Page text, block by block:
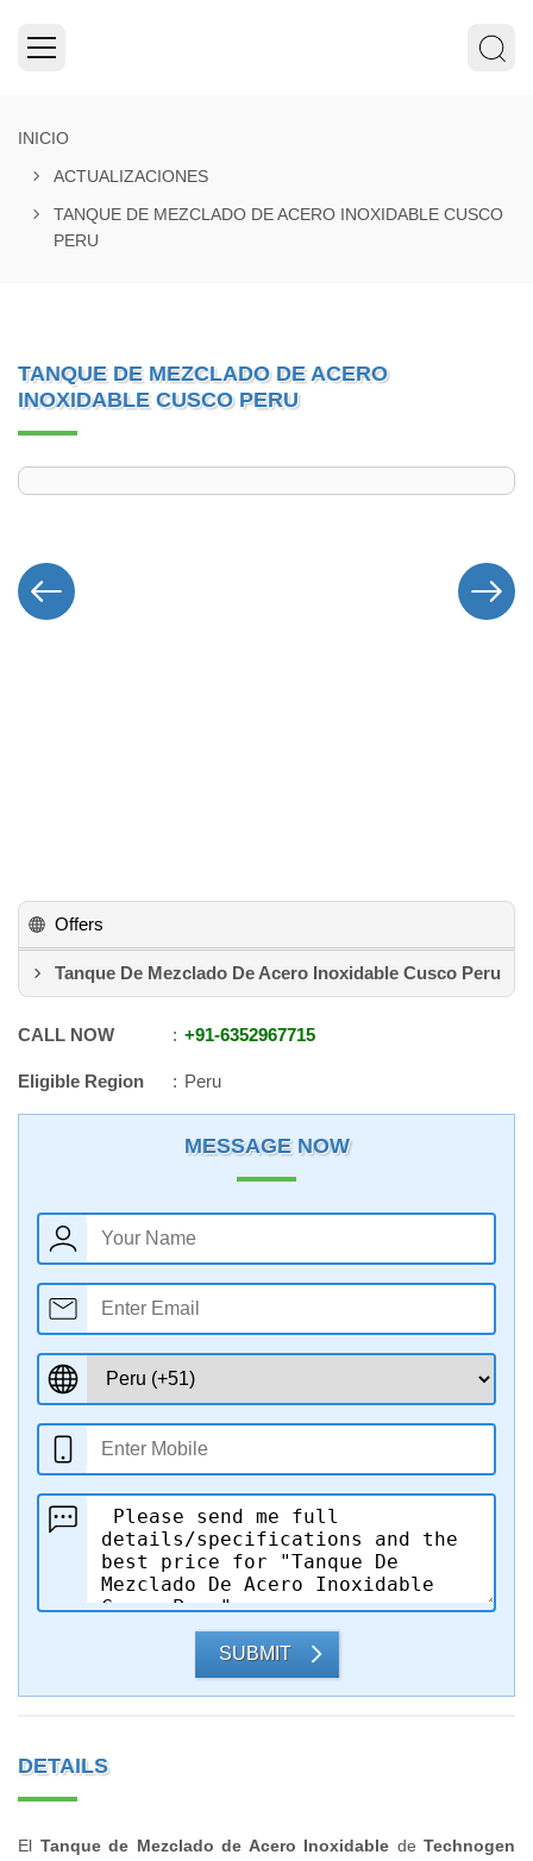
INICIO
ACTUALIZACIONES
TANQUE DE MEZCLADO DE ACERO INOXIDABLE CUSCO
PERU
TANQUE DE MEZCLADO DE ACERO
INOXIDABLE CUSCO PERU
Offers
Tanque De Mezclado De Acero Inoxidable Cusco Peru
CALL NOW +91-6352967715
Eligible Region Peru
MESSAGE NOW
SUBMIT
DETAILS
El Tanque de Mezclado de Acero Inoxidable de Technogen